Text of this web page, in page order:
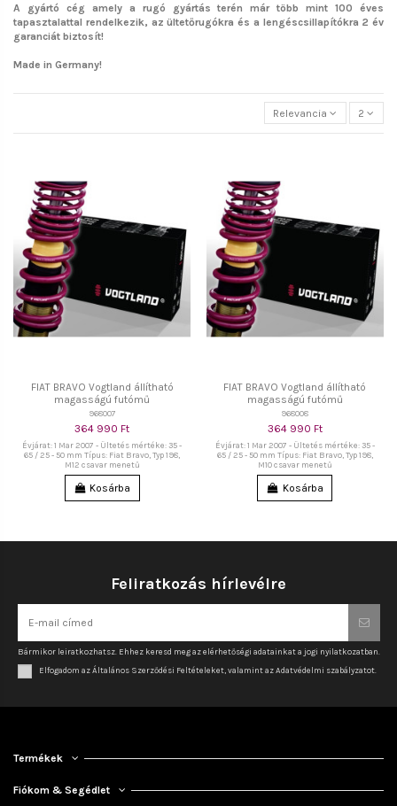
A gyártó cég amely a rugó gyártás terén már több mint 100 éves
tapasztalattal rendelkezik, az ültetőrugókra és a lengéscsillapítókra 2 év
garanciát biztosít!
Made in Germany!
Relevancia 2
FIAT BRAVO Vogtland állítható
magasságú futómű
968007
364 990 Ft
Évjárat: 1 Mar 2007 - Ültetés mértéke: 35 -
65 / 25 - 50 mm Típus: Fiat Bravo, Typ 198,
M12 csavar menetű
Kosárba
FIAT BRAVO Vogtland állítható
magasságú futómű
968008
364 990 Ft
Évjárat: 1 Mar 2007 - Ültetés mértéke: 35 -
65 / 25 - 50 mm Típus: Fiat Bravo, Typ 198,
M10 csavar menetű
Kosárba
Feliratkozás hírlevélre
Bármikor leiratkozhatsz. Ehhez keresd meg az elérhetőségi adatainkat a jogi nyilatkozatban.
Elfogadom az Általános Szerződési Feltételeket, valamint az Adatvédelmi szabályzatot.
Termékek
Fiókom & Segédlet